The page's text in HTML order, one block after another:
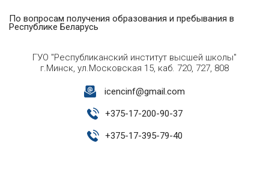
По вопросам получения образования и пребывания в
Республике Беларусь
ГУО "Республиканский институт высшей школы"
г.Минск, ул.Московская 15, каб. 720, 727, 808
icencinf@gmail.com
+375-17-200-90-37
+375-17-395-79-40